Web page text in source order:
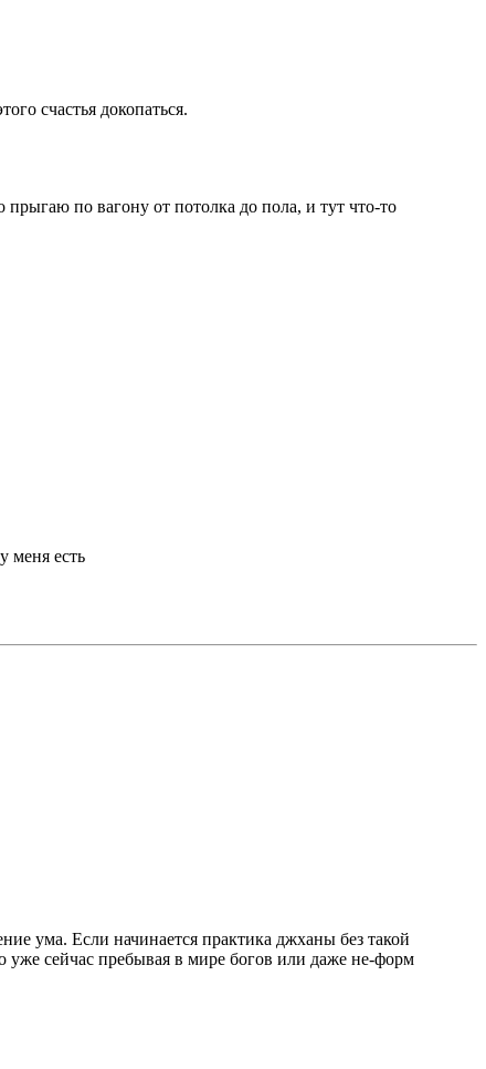
счастья докопаться.
прыгаю по вагону от потолка до пола, и тут что-то
меня есть
ума. Если начинается практика джханы без такой
уже сейчас пребывая в мире богов или даже не-форм